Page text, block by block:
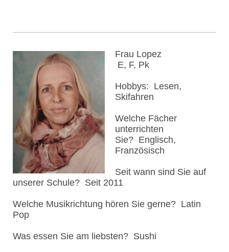
Frau Lopez
E, F, Pk
Hobbys: Lesen,
Skifahren
Welche Fächer
unterrichten
Sie? Englisch,
Französisch
Seit wann sind Sie auf
unserer Schule? Seit 2011
Welche Musikrichtung hören Sie gerne? Latin
Pop
Was essen Sie am liebsten? Sushi